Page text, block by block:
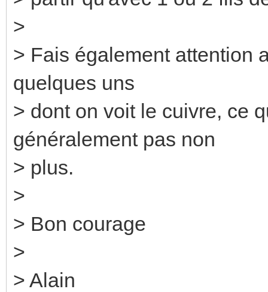
>
> Fais également attention
quelques uns
> dont on voit le cuivre, ce
généralement pas non
> plus.
>
> Bon courage
>
> Alain